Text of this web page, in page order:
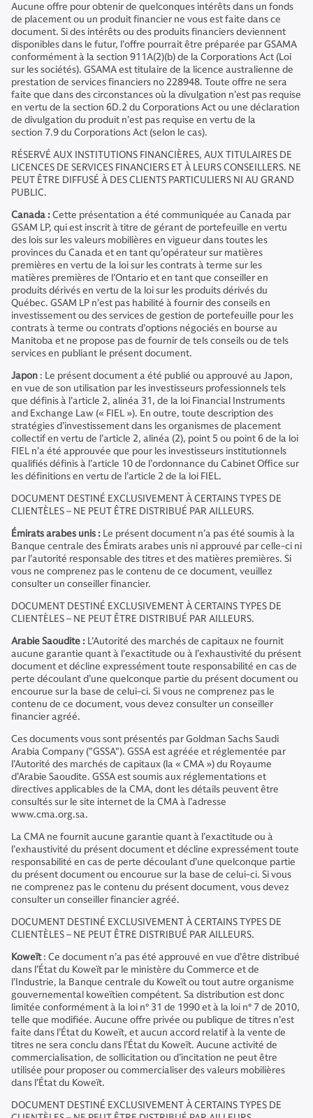
Aucune offre pour obtenir de quelconques intérêts dans un fonds
de placement ou un produit financier ne vous est faite dans ce
document. Si des intérêts ou des produits financiers deviennent
disponibles dans le futur, l’offre pourrait être préparée par GSAMA
conformément à la section 911A(2)(b) de la Corporations Act (Loi
sur les sociétés). GSAMA est titulaire de la licence australienne de
prestation de services financiers no 228948. Toute offre ne sera
faite que dans des circonstances où la divulgation n’est pas requise
en vertu de la section 6D.2 du Corporations Act ou une déclaration
de divulgation du produit n’est pas requise en vertu de la
section 7.9 du Corporations Act (selon le cas).
RÉSERVÉ AUX INSTITUTIONS FINANCIÈRES, AUX TITULAIRES DE
LICENCES DE SERVICES FINANCIERS ET À LEURS CONSEILLERS. NE
PEUT ÊTRE DIFFUSÉ À DES CLIENTS PARTICULIERS NI AU GRAND
PUBLIC.
Canada :Cette présentation a été communiquée au Canada par
GSAM LP, qui est inscrit à titre de gérant de portefeuille en vertu
des lois sur les valeurs mobilières en vigueur dans toutes les
provinces du Canada et en tant qu’opérateur sur matières
premières en vertu de la loi sur les contrats à terme sur les
matières premières de l’Ontario et en tant que conseiller en
produits dérivés en vertu de la loi sur les produits dérivés du
Québec. GSAM LP n’est pas habilité à fournir des conseils en
investissement ou des services de gestion de portefeuille pour les
contrats à terme ou contrats d’options négociés en bourse au
Manitoba et ne propose pas de fournir de tels conseils ou de tels
services en publiant le présent document.
Japon : Le présent document a été publié ou approuvé au Japon,
en vue de son utilisation par les investisseurs professionnels tels
que définis à l’article 2, alinéa 31, de la loi Financial Instruments
and Exchange Law (« FIEL »). En outre, toute description des
stratégies d’investissement dans les organismes de placement
collectif en vertu de l’article 2, alinéa (2), point 5 ou point 6 de la loi
FIEL n’a été approuvée que pour les investisseurs institutionnels
qualifiés définis à l’article 10 de l’ordonnance du Cabinet Office sur
les définitions en vertu de l’article 2 de la loi FIEL.
DOCUMENT DESTINÉ EXCLUSIVEMENT À CERTAINS TYPES DE
CLIENTÈLES – NE PEUT ÊTRE DISTRIBUÉ PAR AILLEURS.
Émirats arabes unis : Le présent document n’a pas été soumis à la
Banque centrale des Émirats arabes unis ni approuvé par celle-ci ni
par l’autorité responsable des titres et des matières premières. Si
vous ne comprenez pas le contenu de ce document, veuillez
consulter un conseiller financier.
DOCUMENT DESTINÉ EXCLUSIVEMENT À CERTAINS TYPES DE
CLIENTÈLES – NE PEUT ÊTRE DISTRIBUÉ PAR AILLEURS.
Arabie Saoudite : L’Autorité des marchés de capitaux ne fournit
aucune garantie quant à l’exactitude ou à l’exhaustivité du présent
document et décline expressément toute responsabilité en cas de
perte découlant d’une quelconque partie du présent document ou
encourue sur la base de celui-ci. Si vous ne comprenez pas le
contenu de ce document, vous devez consulter un conseiller
financier agréé.
Ces documents vous sont présentés par Goldman Sachs Saudi
Arabia Company ("GSSA"). GSSA est agréée et réglementée par
l’Autorité des marchés de capitaux (la « CMA ») du Royaume
d’Arabie Saoudite. GSSA est soumis aux réglementations et
directives applicables de la CMA, dont les détails peuvent être
consultés sur le site internet de la CMA à l’adresse
www.cma.org.sa.
La CMA ne fournit aucune garantie quant à l’exactitude ou à
l’exhaustivité du présent document et décline expressément toute
responsabilité en cas de perte découlant d’une quelconque partie
du présent document ou encourue sur la base de celui-ci. Si vous
ne comprenez pas le contenu du présent document, vous devez
consulter un conseiller financier agréé.
DOCUMENT DESTINÉ EXCLUSIVEMENT À CERTAINS TYPES DE
CLIENTÈLES – NE PEUT ÊTRE DISTRIBUÉ PAR AILLEURS.
Koweït: Ce document n’a pas été approuvé en vue d’être distribué
dans l’État du Koweït par le ministère du Commerce et de
l’Industrie, la Banque centrale du Koweït ou tout autre organisme
gouvernemental koweïtien compétent. Sa distribution est donc
limitée conformément à la loi n° 31 de 1990 et à la loi n° 7 de 2010,
telle que modifiée. Aucune offre privée ou publique de titres n’est
faite dans l’État du Koweït, et aucun accord relatif à la vente de
titres ne sera conclu dans l’État du Koweït. Aucune activité de
commercialisation, de sollicitation ou d’incitation ne peut être
utilisée pour proposer ou commercialiser des valeurs mobilières
dans l’État du Koweït.
DOCUMENT DESTINÉ EXCLUSIVEMENT À CERTAINS TYPES DE